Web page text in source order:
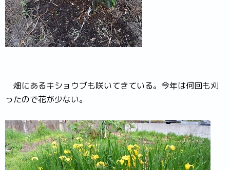
畑にあるキショウブも咲いてきている。今年は何回も刈
ったので花が少ない。